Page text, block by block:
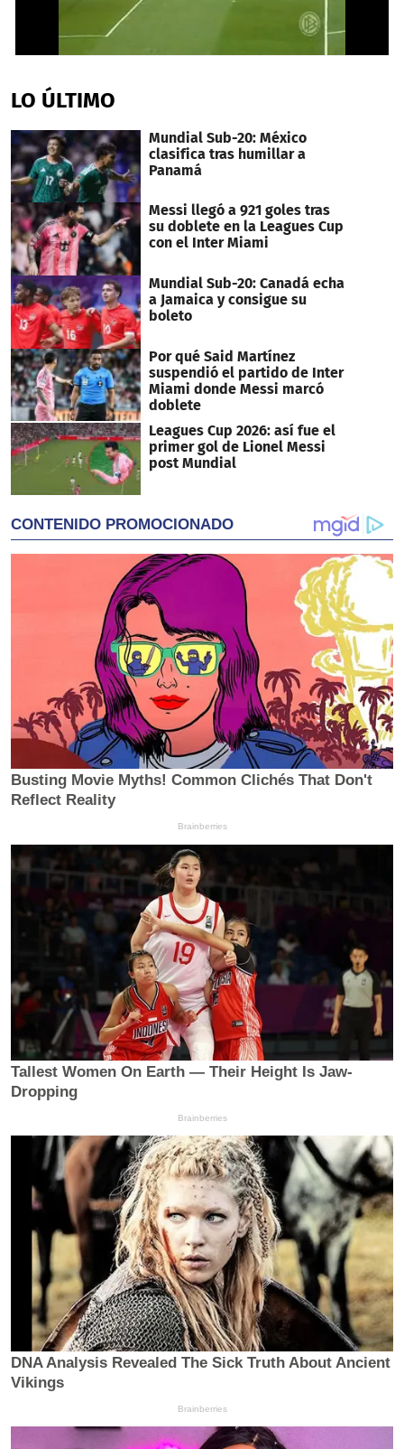
of
1
29
seconds
LO ÚLTIMO
Mundial Sub-20: México
clasifica tras humillar a
Panamá
Messi llegó a 921 goles tras
su doblete en la Leagues Cup
con el Inter Miami
Mundial Sub-20: Canadá echa
a Jamaica y consigue su
boleto
Por qué Said Martínez
suspendió el partido de Inter
Miami donde Messi marcó
doblete
Leagues Cup 2026: así fue el
primer gol de Lionel Messi
post Mundial